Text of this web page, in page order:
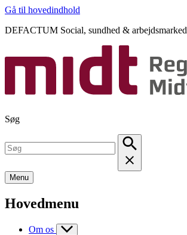
Gå til hovedindhold
DEFACTUM Social, sundhed & arbejdsmarked
Søg
Menu
Hovedmenu
Om os